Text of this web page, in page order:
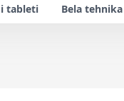
tableti Bela tehnika